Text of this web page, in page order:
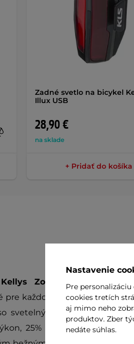
Zadné svetlo na bicykel
Illux USB
28,90 €
na sklade
+ Pridať do košíka
Zoomer
je výkonné
pre každodenné využitie do
svetelným výkonom65 lm
25% výkon a blikanie).
Nastavenie
Pre
cookies tretích
aj mimo neho
produktov. Zber
nedáte súhlas.